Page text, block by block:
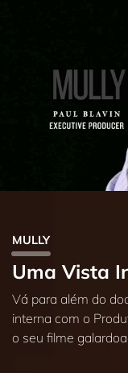
MULLY
Uma Vista
Vá para além do
interna com o
o seu filme